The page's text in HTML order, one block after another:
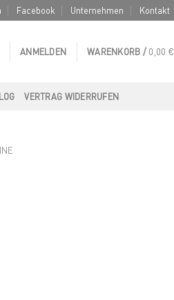
Facebook Unternehmen Kontakt
ANMELDEN WARENKORB / 0,00 €
VERTRAG WIDERRUFEN